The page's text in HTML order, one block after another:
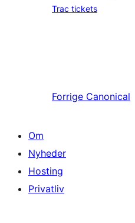
Trac tickets
Forrige Canonical
Om
Nyheder
Hosting
Privatliv